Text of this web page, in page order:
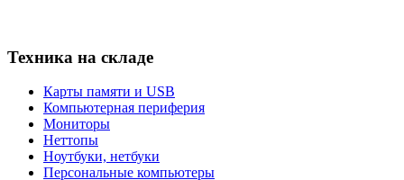
Техника на складе
Карты памяти и USB
Компьютерная периферия
Мониторы
Неттопы
Ноутбуки, нетбуки
Персональные компьютеры